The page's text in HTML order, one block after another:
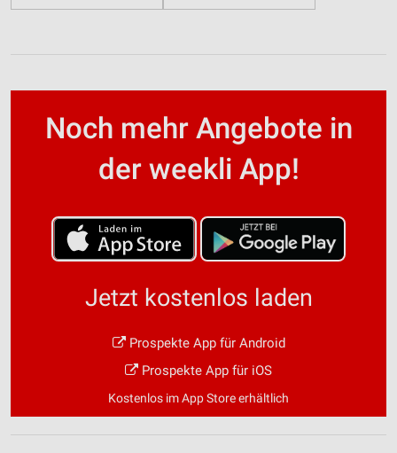
Noch mehr Angebote in
der weekli App!
Jetzt kostenlos laden
Prospekte App für Android
Prospekte App für iOS
Kostenlos im App Store erhältlich